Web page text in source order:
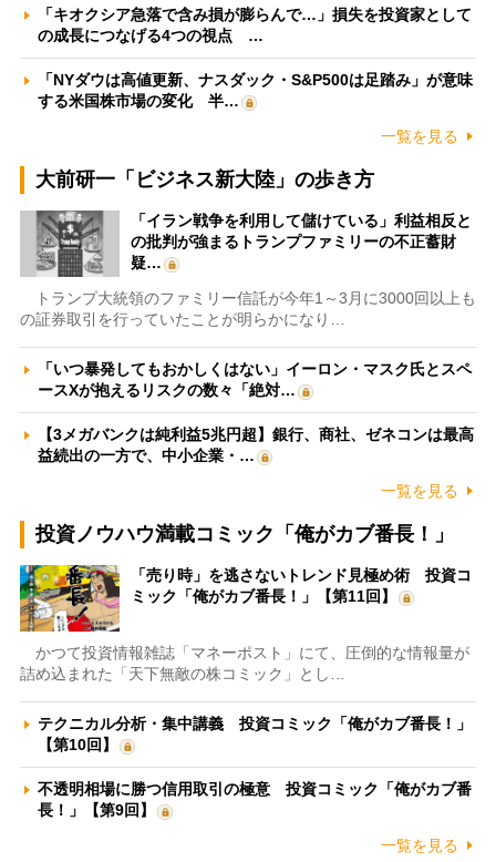
「キオクシア急落で含み損が膨らんで…」損失を投資家として
の成長につなげる4つの視点 …
「NYダウは高値更新、ナスダック・S&P500は足踏み」が意味
する米国株市場の変化 半…
一覧を見る
大前研一「ビジネス新大陸」の歩き方
「イラン戦争を利用して儲けている」利益相反と
の批判が強まるトランプファミリーの不正蓄財
疑…
トランプ大統領のファミリー信託が今年1～3月に3000回以上も
の証券取引を行っていたことが明らかになり…
「いつ暴発してもおかしくはない」イーロン・マスク氏とスペ
ースXが抱えるリスクの数々「絶対…
【3メガバンクは純利益5兆円超】銀行、商社、ゼネコンは最高
益続出の一方で、中小企業・…
一覧を見る
投資ノウハウ満載コミック「俺がカブ番長！」
「売り時」を逃さないトレンド見極め術 投資コ
ミック「俺がカブ番長！」【第11回】
かつて投資情報雑誌「マネーポスト」にて、圧倒的な情報量が
詰め込まれた「天下無敵の株コミック」とし…
テクニカル分析・集中講義 投資コミック「俺がカブ番長！」
【第10回】
不透明相場に勝つ信用取引の極意 投資コミック「俺がカブ番
長！」【第9回】
一覧を見る